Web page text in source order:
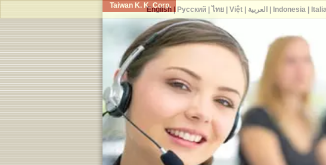
Taiwan K. K. Corp.
English| Русский| ไทย| Việt| العربية Indonesia|